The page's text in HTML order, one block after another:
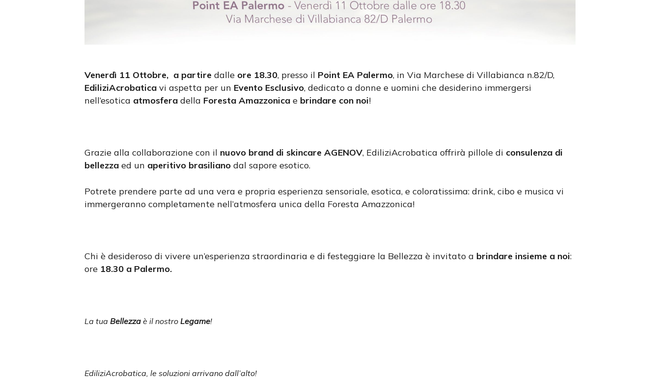
Venerdì 11 Ottobre, a partire dalle ore 18.30, presso il Point EA Palermo, in Via Marchese di Villabianca n.82/D,
EdiliziAcrobatica vi aspetta per un Evento Esclusivo, dedicato a donne e uomini che desiderino immergersi
nell’esotica atmosfera della Foresta Amazzonica e brindare con noi!
Grazie alla collaborazione con il nuovo brand di skincare AGENOV, EdiliziAcrobatica offrirà pillole di consulenza di
bellezza ed un aperitivo brasiliano dal sapore esotico.
Potrete prendere parte ad una vera e propria esperienza sensoriale, esotica, e coloratissima: drink, cibo e musica vi
immergeranno completamente nell’atmosfera unica della Foresta Amazzonica!
Chi è desideroso di vivere un’esperienza straordinaria e di festeggiare la Bellezza è invitato a brindare insieme a noi:
ore 18.30 a Palermo.
La tua Bellezza è il nostro Legame!
EdiliziAcrobatica, le soluzioni arrivano dall’alto!